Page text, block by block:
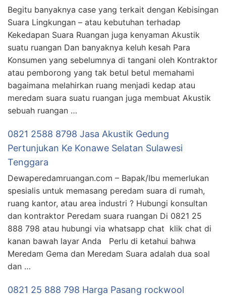
Begitu banyaknya case yang terkait dengan Kebisingan
Suara Lingkungan – atau kebutuhan terhadap
Kekedapan Suara Ruangan juga kenyaman Akustik
suatu ruangan Dan banyaknya keluh kesah Para
Konsumen yang sebelumnya di tangani oleh Kontraktor
atau pemborong yang tak betul betul memahami
bagaimana melahirkan ruang menjadi kedap atau
meredam suara suatu ruangan juga membuat Akustik
sebuah ruangan …
0821 2588 8798 Jasa Akustik Gedung
Pertunjukan Ke Konawe Selatan Sulawesi
Tenggara
Dewaperedamruangan.com – Bapak/Ibu memerlukan
spesialis untuk memasang peredam suara di rumah,
ruang kantor, atau area industri ? Hubungi konsultan
dan kontraktor Peredam suara ruangan Di 0821 25
888 798 atau hubungi via whatsapp chat klik chat di
kanan bawah layar Anda Perlu di ketahui bahwa
Meredam Gema dan Meredam Suara adalah dua soal
dan …
0821 25 888 798 Harga Pasang rockwool